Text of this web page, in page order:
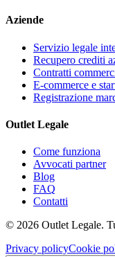
Aziende
Servizio legale
Recupero crediti
Contratti
E-commerce e
Registrazione
Outlet Legale
Come funziona
Avvocati partner
Blog
FAQ
Contatti
© 2026 Outlet Legale.
Privacy policyCookie